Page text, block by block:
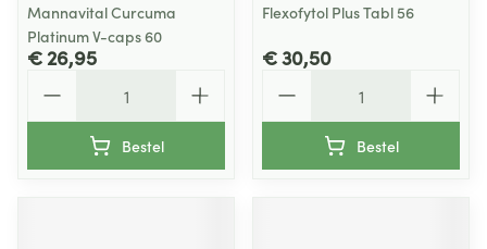
Mannavital Curcuma
Platinum V-caps 60
€ 26,95
Bestel
Flexofytol Plus Tabl 56
€ 30,50
Bestel